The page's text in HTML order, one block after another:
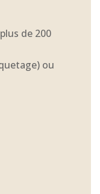
de 200
ou